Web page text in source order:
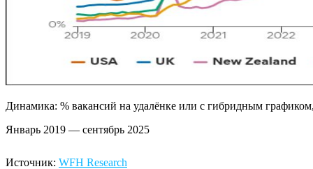
Динамика: % вакансий на удалёнке или с гибридным
Январь 2019 — сентябрь 2025
Источник: WFH Research